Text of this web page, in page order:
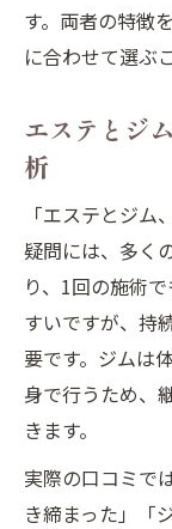
す。両者の特徴
に合わせて選ぶ
エステとジ
析
「エステとジ
疑問には、多く
り、1回の施術
すいですが、持
要です。ジムは
身で行うため、
きます。
実際の口コミで
き締まった」「